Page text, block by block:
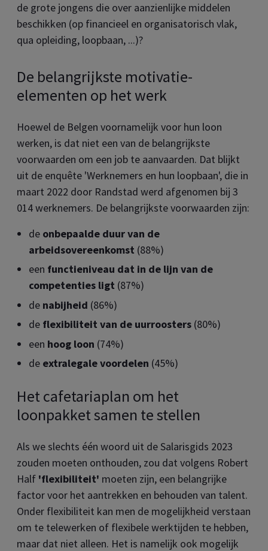
de grote jongens die over aanzienlijke middelen
beschikken (op financieel en organisatorisch vlak,
qua opleiding, loopbaan, ...)?
De belangrijkste motivatie-
elementen op het werk
Hoewel de Belgen voornamelijk voor hun loon
werken, is dat niet een van de belangrijkste
voorwaarden om een job te aanvaarden. Dat blijkt
uit de enquête 'Werknemers en hun loopbaan', die in
maart 2022 door Randstad werd afgenomen bij 3
014 werknemers. De belangrijkste voorwaarden zijn:
de onbepaalde duur van de
arbeidsovereenkomst (88%)
een functieniveau dat in de lijn van de
competenties ligt (87%)
de nabijheid (86%)
de flexibiliteit van de uurroosters (80%)
een hoog loon (74%)
de extralegale voordelen (45%)
Het cafetariaplan om het
loonpakket samen te stellen
Als we slechts één woord uit de Salarisgids 2023
zouden moeten onthouden, zou dat volgens Robert
Half 'flexibiliteit' moeten zijn, een belangrijke
factor voor het aantrekken en behouden van talent.
Onder flexibiliteit kan men de mogelijkheid verstaan
om te telewerken of flexibele werktijden te hebben,
maar dat niet alleen. Het is namelijk ook mogelijk